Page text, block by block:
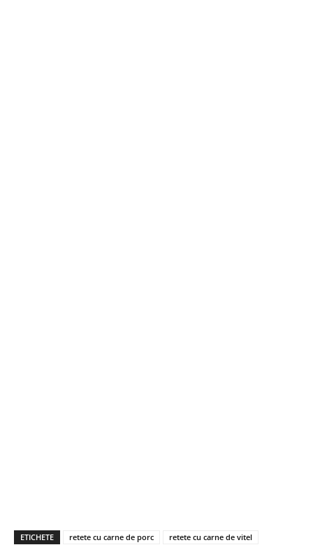
ETICHETE retete cu carne de porc
retete cu carne de vitel